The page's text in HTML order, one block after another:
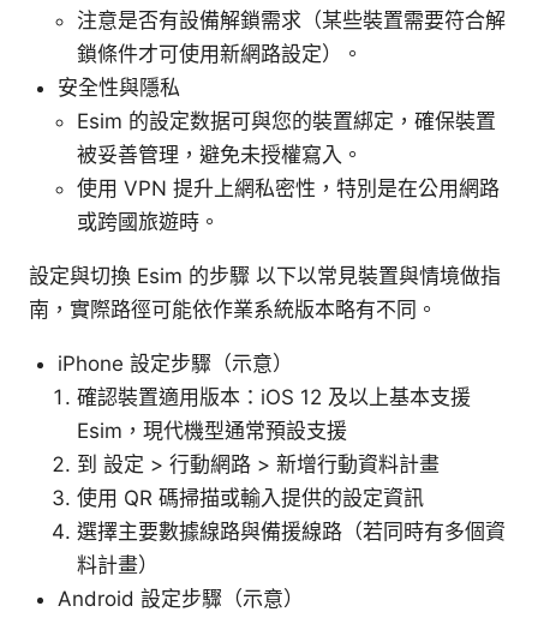
注意是否有設備解鎖需求（某些裝置需要符合解
鎖條件才可使用新網路設定）。
安全性與隱私
Esim 的設定数据可與您的裝置綁定，確保裝置
被妥善管理，避免未授權寫入。
使用 VPN 提升上網私密性，特別是在公用網路
或跨國旅遊時。
設定與切換 Esim 的步驟 以下以常見裝置與情境做指
南，實際路徑可能依作業系統版本略有不同。
iPhone 設定步驟（示意）
確認裝置適用版本：iOS 12 及以上基本支援
Esim，現代機型通常預設支援
到 設定 > 行動網路 > 新增行動資料計畫
使用 QR 碼掃描或輸入提供的設定資訊
選擇主要數據線路與備援線路（若同時有多個資
料計畫）
Android 設定步驟（示意）